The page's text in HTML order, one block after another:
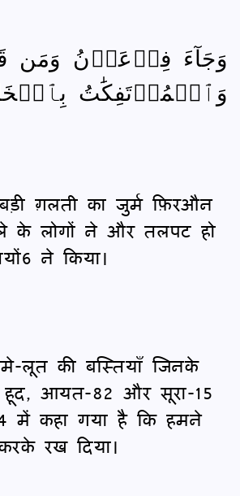
وَجَآءَ فِرۡعَوۡنُ وَمَن
وَٱلۡمُؤۡتَفِكَٰتُ
ग़लती का जुर्म फ़िरऔन
के लोगों ने और तलपट हो
ने किया।
लूत की बस्तियाँ जिनके
हूद, आयत-82 और सूरा-15
में कहा गया है कि हमने
रख दिया।